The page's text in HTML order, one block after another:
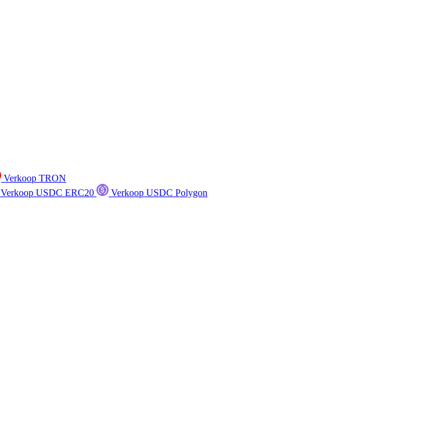
Verkoop TRON
Verkoop USDC ERC20
Verkoop USDC Polygon